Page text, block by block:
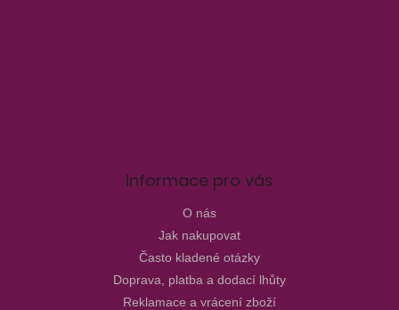
Informace pro vás
O nás
Jak nakupovat
Často kladené otázky
Doprava, platba a dodací lhůty
Reklamace a vrácení zboží